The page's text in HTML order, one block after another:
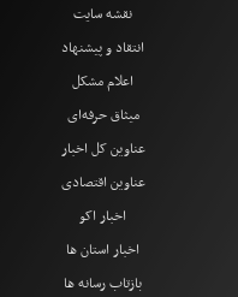
نقشه سایت
انتقاد و پیشنهاد
اعلام مشکل
میثاق حرفه‌ای
عناوین کل اخبار
عناوین اقتصادی
اخبار اکو
اخبار استان ها
بازتاب رسانه ها